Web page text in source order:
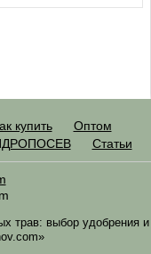
купить
Оптом
Статьи
трав: выбор удобрения и